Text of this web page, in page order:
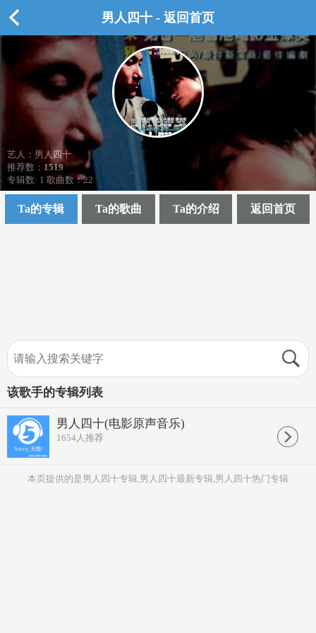
男人四十 - 返回首页
艺人：男人四十
推荐数： 1519
专辑数: 1 歌曲数：22
Ta的专辑 Ta的歌曲 Ta的介绍 返回首页
该歌手的专辑列表
男人四十(电影原声音乐)
1654人推荐
本页提供的是男人四十专辑,男人四十最新专辑,男人四十热门专辑